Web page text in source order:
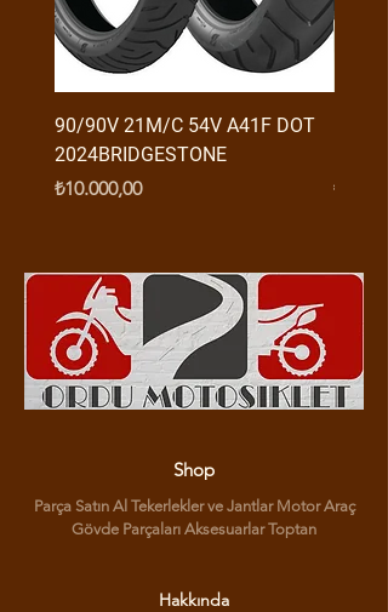
90/90V 21M/C 54V A41F DOT
2024BRIDGESTONE
Fiyat
₺10.000,00
Fiyat
₺950,00
Shop
Parça Satın Al Tekerlekler ve Jantlar Motor Araç
Gövde Parçaları Aksesuarlar Toptan
Hakkında